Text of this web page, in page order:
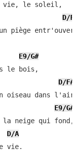
vie, le soleil,
D/F#
piège
E9/G#
le bois,
D/F#
oiseau dans l'air,
E9/G#
neige qui fond,
D/A
vie.